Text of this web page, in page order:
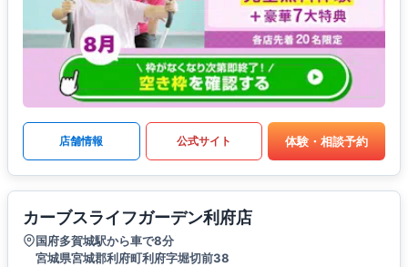
店舗情報 公式サイト 体験・相談予約
カーブスライフガーデン利府店
国府多賀城駅から車で8分
宮城県宮城郡利府町利府字堀切前38